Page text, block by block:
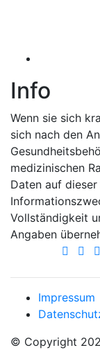
Info
Wenn sie sich
sich nach den
medizinischen
Daten auf
Vollständigkeit
Angaben
Impressum
© Copyright